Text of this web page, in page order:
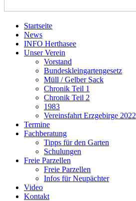
Startseite
News
INFO Herthasee
Unser Verein
Vorstand
Bundeskleingartengesetz
Müll / Gelber Sack
Chronik Teil 1
Chronik Teil 2
1983
Vereinsfahrt Erzgebirge 2022
Termine
Fachberatung
Tipps für den Garten
Schulungen
Freie Parzellen
Freie Parzellen
Infos für Neupächter
Video
Kontakt